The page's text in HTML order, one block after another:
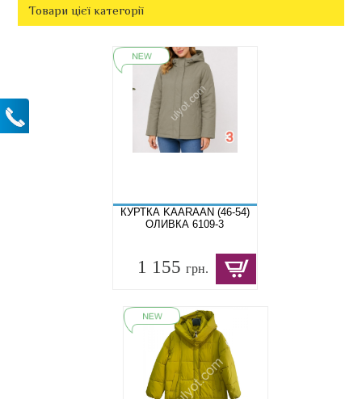
Товари цієї категорії
КУРТКА KAARAAN (46-54)
ОЛИВКА 6109-3
1 155грн.